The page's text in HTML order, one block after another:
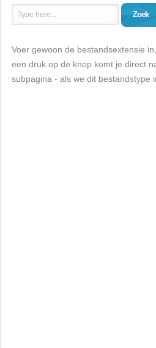
Zoek
Voer gewoon de bestandsextensie
een druk op de knop komt je direct
subpagina - als we dit bestandstype